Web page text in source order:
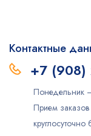
Контактные
+7 (908)
Понедельник
Прием заказов